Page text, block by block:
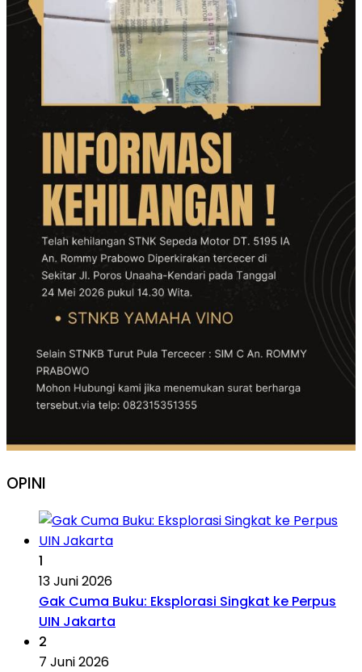
OPINI
1
13 Juni 2026
Gak Cuma Buku: Eksplorasi Singkat ke Perpus
UIN Jakarta
2
7 Juni 2026